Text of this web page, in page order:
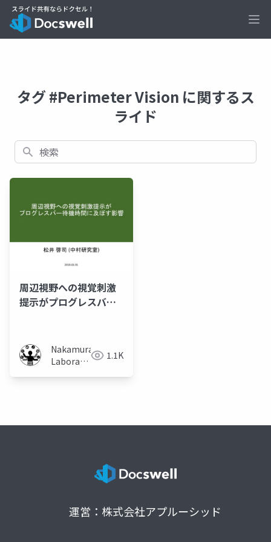
タグ #Perimeter Vision に関するス
ライド
検索
周辺視野への視覚刺激
提示がプログレスバー
Nakamura
Laboratory
1.1K
運営：株式会社アプルーシッド